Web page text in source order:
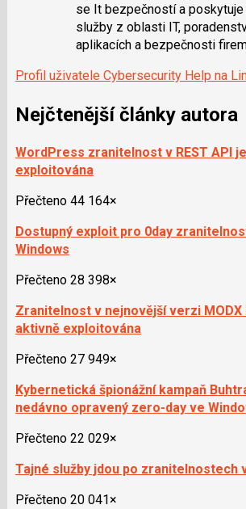
se It bezpečností a
služby z oblasti IT,
aplikacích a bezpečnosti
Profil uživatele Cybersecurity Help na
Nejčtenější články autora
WordPress zranitelnost v REST API
exploitována
Přečteno 44 164×
Dostupný exploit pro 0day
Windows
Přečteno 28 398×
Zranitelnost v nejnovější verzi MODX
aktivně exploitována
Přečteno 27 949×
Kybernetická špionážní kampaň
nedávno opravený zero-day ve
Přečteno 22 029×
Tajné služby jdou po zranitelnostech
Přečteno 20 041×